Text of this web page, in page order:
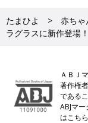
たまひよ 赤ちゃ
ラグラスに新作登場！
ＡＢＪ
著作権
である
ABJマ
はこ